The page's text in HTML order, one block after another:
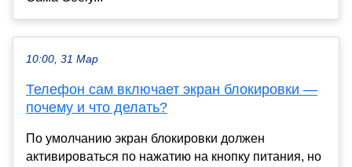
10:00, 31 Мар
Телефон сам включает экран блокировки —
почему и что делать?
По умолчанию экран блокировки должен
активироваться по нажатию на кнопку питания, но